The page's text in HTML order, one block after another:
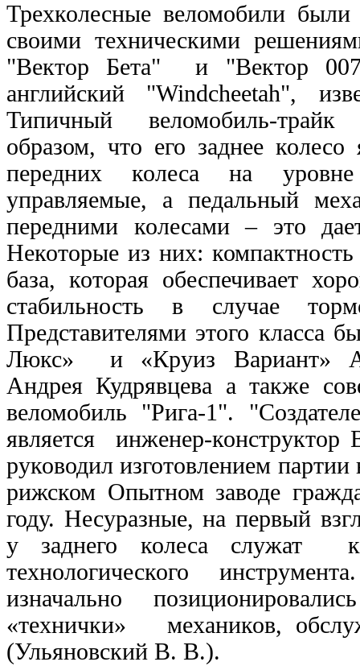
Трехколесные веломобили
своими техническими
"Вектор Бета" и "Вектор
английский "Windcheetah",
Типичный веломобиль-
образом, что его заднее
передних колеса на
управляемые, а педальный
передними колесами – это
Некоторые из них:
база, которая обеспечивает
стабильность в случае
Представителями этого класса
Люкс» и «Круиз Вариант»
Андрея Кудрявцева а также
веломобиль "Рига-1".
является инженер-
руководил изготовлением
рижском Опытном заводе
году. Несуразные, на первый
у заднего колеса служат
технологического
изначально
«технички» механиков,
(Ульяновский В. В.).